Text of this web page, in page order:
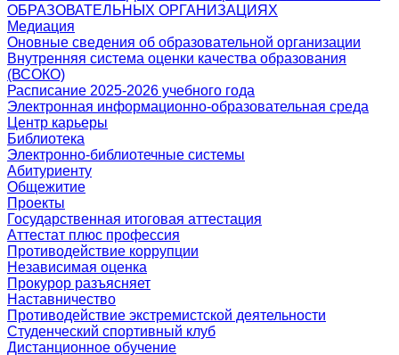
ОБРАЗОВАТЕЛЬНЫХ ОРГАНИЗАЦИЯХ
Медиация
Оновные сведения об образовательной организации
Внутренняя система оценки качества образования
(ВСОКО)
Расписание 2025-2026 учебного года
Электронная информационно-образовательная среда
Центр карьеры
Библиотека
Электронно-библиотечные системы
Абитуриенту
Общежитие
Проекты
Государственная итоговая аттестация
Аттестат плюс профессия
Противодействие коррупции
Независимая оценка
Прокурор разъясняет
Наставничество
Противодействие экстремистской деятельности
Студенческий спортивный клуб
Дистанционное обучение